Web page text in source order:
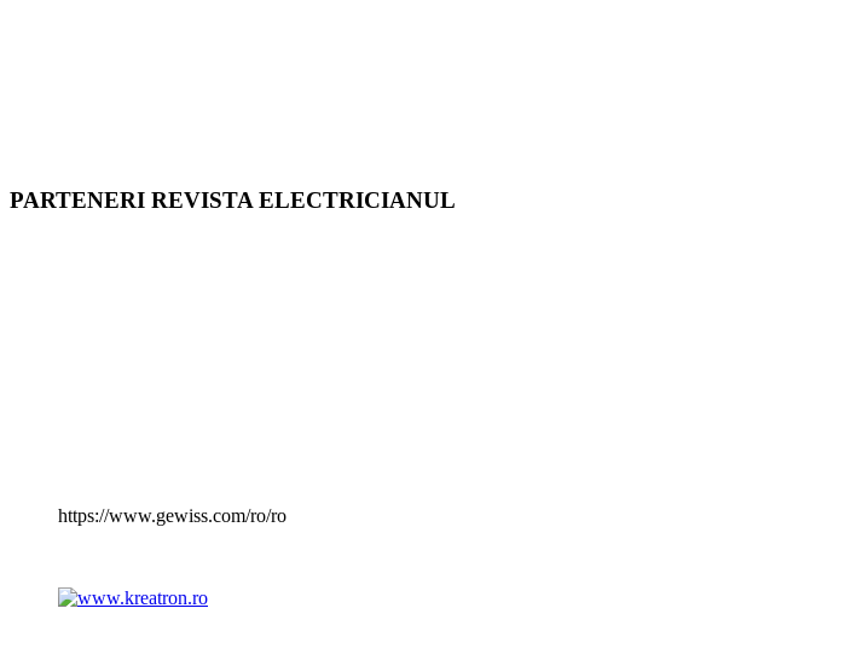
PARTENERI REVISTA ELECTRICIANUL
https://www.gewiss.com/ro/ro